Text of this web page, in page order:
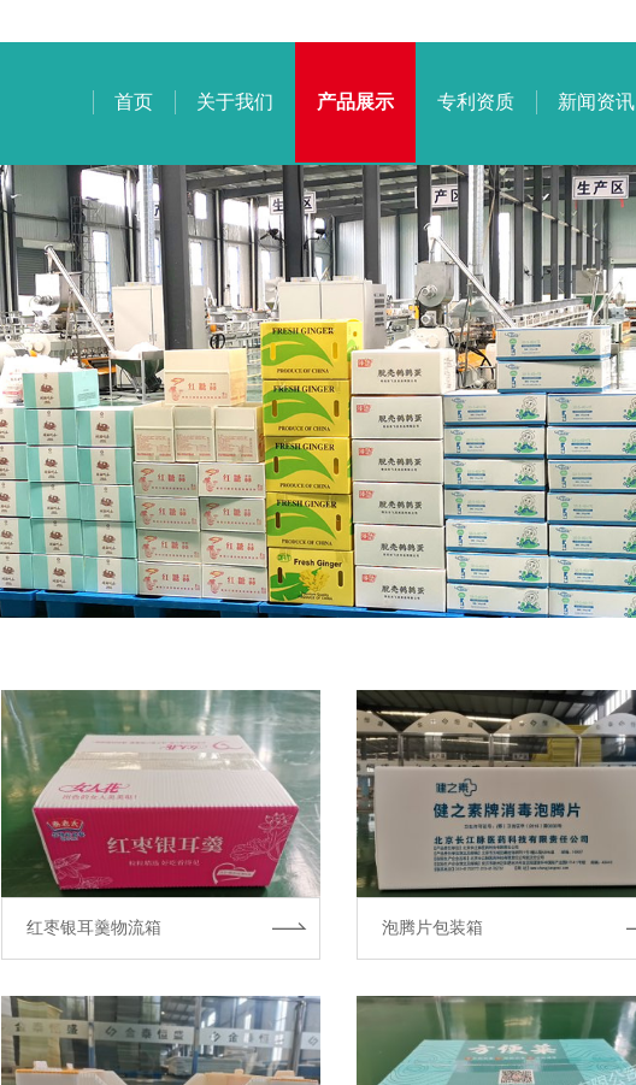
首页 关于我们 产品展示 专利资质 新闻资讯
红枣银耳羹物流箱 泡腾片包装箱